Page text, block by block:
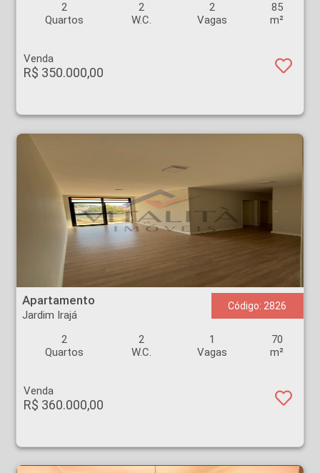
2
Quartos
2
W.C.
2
Vagas
85
m²
Venda
R$ 350.000,00
Apartamento
Jardim Irajá
Código: 2826
2
Quartos
2
W.C.
1
Vagas
70
m²
Venda
R$ 360.000,00